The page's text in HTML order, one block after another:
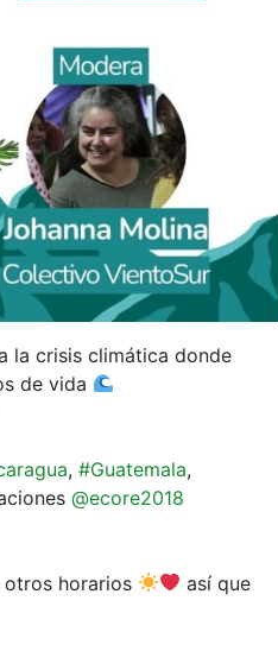
la crisis climática donde
de vida
, #Guatemala,
@ecore2018
otros horarios
así que